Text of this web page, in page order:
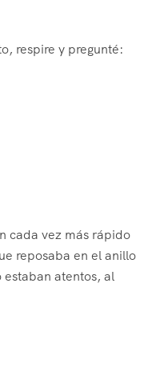
respire y pregunté:
cada vez más rápido
reposaba en el anillo
atentos, al